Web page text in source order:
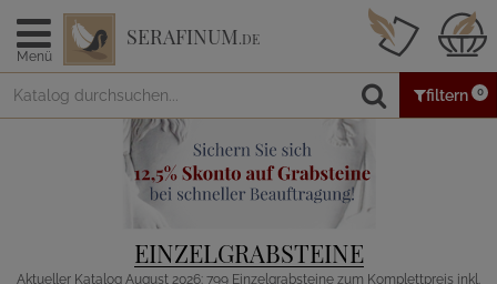
Menü
SERAFINUM.DE
filtern 0
EINZELGRABSTEINE
Aktueller Katalog August 2026: 799 Einzelgrabsteine zum Komplettpreis inkl.